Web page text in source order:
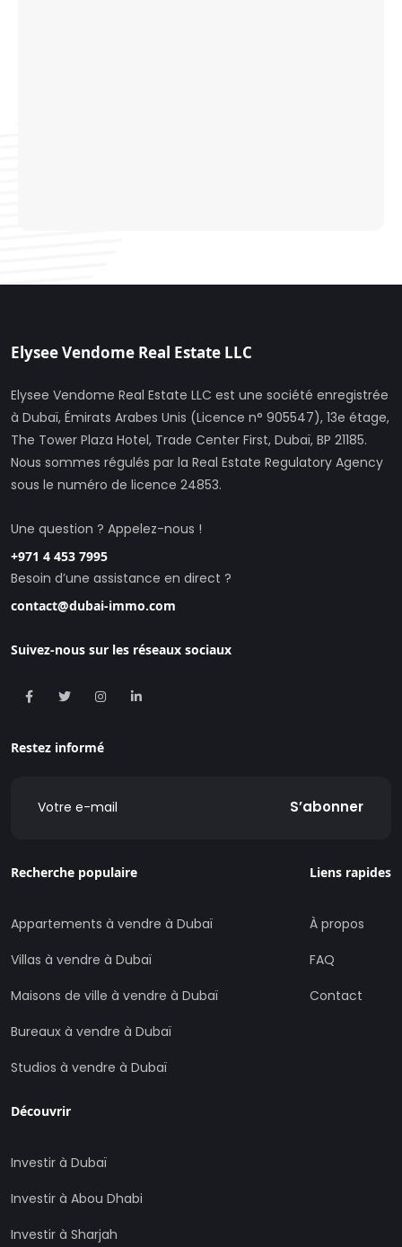
Elysee Vendome Real Estate LLC
Elysee Vendome Real Estate LLC est une société enregistrée
à Dubaï, Émirats Arabes Unis (Licence n° 905547), 13e étage,
The Tower Plaza Hotel, Trade Center First, Dubaï, BP 21185.
Nous sommes régulés par la Real Estate Regulatory Agency
sous le numéro de licence 24853.
Une question ? Appelez-nous !
+971 4 453 7995
Besoin d’une assistance en direct ?
contact@dubai-immo.com
Suivez-nous sur les réseaux sociaux
Restez informé
S’abonner
Recherche populaire
Appartements à vendre à Dubaï
Villas à vendre à Dubaï
Maisons de ville à vendre à Dubaï
Bureaux à vendre à Dubaï
Studios à vendre à Dubaï
Liens rapides
À propos
FAQ
Contact
Découvrir
Investir à Dubaï
Investir à Abou Dhabi
Investir à Sharjah